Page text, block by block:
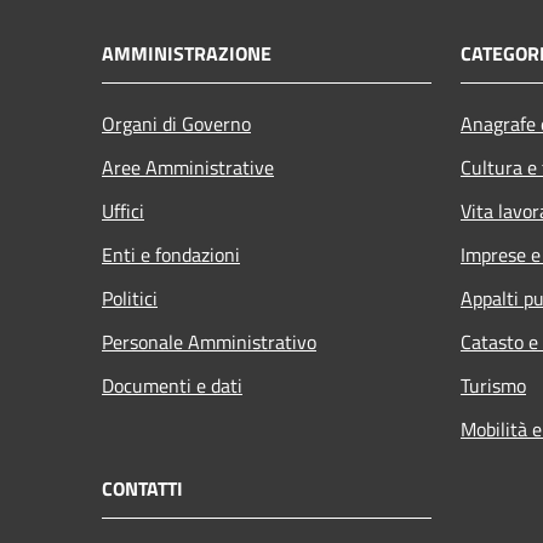
AMMINISTRAZIONE
Organi di Governo
Aree Amministrative
Uffici
Enti e fondazioni
Politici
Personale Amministrativo
Documenti e dati
Cultura
Vita
Imprese
Appalti
Catasto
Turismo
Mobilità
CONTATTI